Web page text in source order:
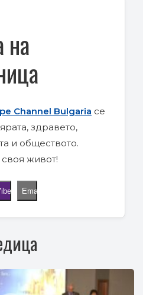
на
Channel Bulgaria се
здравето,
и обществото.
живот!
Email